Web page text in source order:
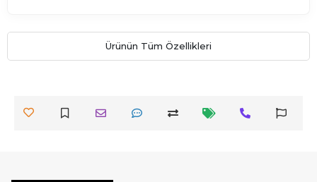
Ürünün Tüm Özellikleri